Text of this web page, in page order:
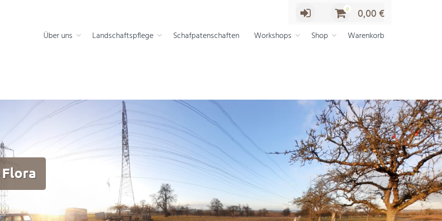
0 0,00 €
Über uns Landschaftspflege Schafpatenschaften Workshops Shop Warenkorb
Flora